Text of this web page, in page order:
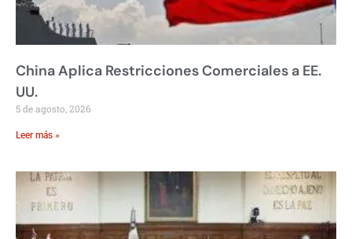
China Aplica Restricciones Comerciales a EE.
UU.
5 de agosto, 2026
Leer más »